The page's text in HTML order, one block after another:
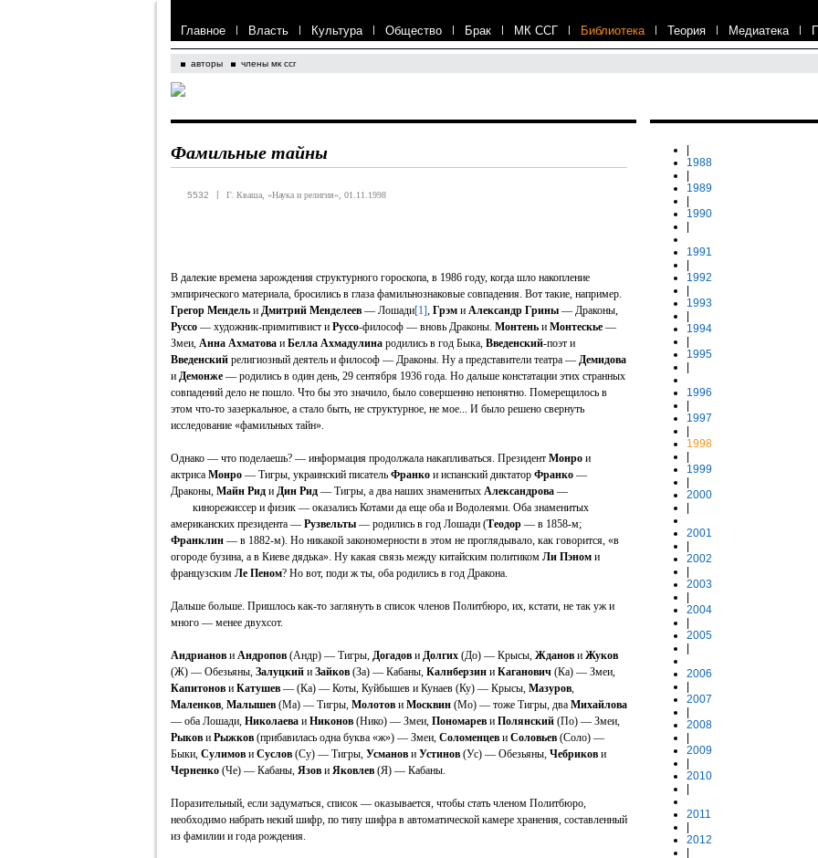
Главное | Власть | Культура | Общество | Брак | МК ССГ | Библиотека | Теория | Медиатека |
авторы члены мк ссг
Фамильные тайны
5532 | Г. Кваша, «Наука и религия», 01.11.1998
В далекие времена зарождения структурного гороскопа, в 1986 году, когда шло накопление
эмпирического материала, бросились в глаза фамильнознаковые совпадения. Вот такие, например.
Грегор Мендель и Дмитрий Менделеев — Лошади[1], Грэм и Александр Грины — Драконы,
Руссо — художник-примитивист и Руссо-философ — вновь Драконы. Монтень и Монтескье —
Змеи, Анна Ахматова и Белла Ахмадулина родились в год Быка, Введенский-поэт и
Введенский религиозный деятель и философ — Драконы. Ну а представители театра — Демидова
и Демонже — родились в один день, 29 сентября 1936 года. Но дальше констатации этих странных
совпадений дело не пошло. Что бы это значило, было совершенно непонятно. Померещилось в
этом что-то зазеркальное, а стало быть, не структурное, не мое... И было решено свернуть
исследование «фамильных тайн».
Однако — что поделаешь? — информация продолжала накапливаться. Президент Монро и
актриса Монро — Тигры, украинский писатель Франко и испанский диктатор Франко —
Драконы, Майн Рид и Дин Рид — Тигры, а два наших знаменитых Александрова —
кинорежиссер и физик — оказались Котами да еще оба и Водолеями. Оба знаменитых
американских президента — Рузвельты — родились в год Лошади (Теодор — в 1858-м;
Франклин — в 1882-м). Но никакой закономерности в этом не проглядывало, как говорится, «в
огороде бузина, а в Киеве дядька». Ну какая связь между китайским политиком Ли Пэном и
французским Ле Пеном? Но вот, поди ж ты, оба родились в год Дракона.
Дальше больше. Пришлось как-то заглянуть в список членов Политбюро, их, кстати, не так уж и
много — менее двухсот.
Андрианов и Андропов (Андр) — Тигры, Догадов и Долгих (До) — Крысы, Жданов и Жуков
(Ж) — Обезьяны, Залуцкий и Зайков (За) — Кабаны, Калнберзин и Каганович (Ка) — Змеи,
Капитонов и Катушев — (Ка) — Коты, Куйбышев и Кунаев (Ку) — Крысы, Мазуров,
Маленков, Малышев (Ма) — Тигры, Молотов и Москвин (Мо) — тоже Тигры, два Михайлова
— оба Лошади, Николаева и Никонов (Нико) — Змеи, Пономарев и Полянский (По) — Змеи,
Рыков и Рыжков (прибавилась одна буква «ж») — Змеи, Соломенцев и Соловьев (Соло) —
Быки, Сулимов и Суслов (Су) — Тигры, Усманов и Устинов (Ус) — Обезьяны, Чебриков и
Черненко (Че) — Кабаны, Язов и Яковлев (Я) — Кабаны.
Поразительный, если задуматься, список — оказывается, чтобы стать членом Политбюро,
необходимо набрать некий шифр, по типу шифра в автоматической камере хранения, составленный
из фамилии и года рождения.
1988
1989
1990
1991
1992
1993
1994
1995
1996
1997
1998
1999
2000
2001
2002
2003
2004
2005
2006
2007
2008
2009
2010
2011
2012